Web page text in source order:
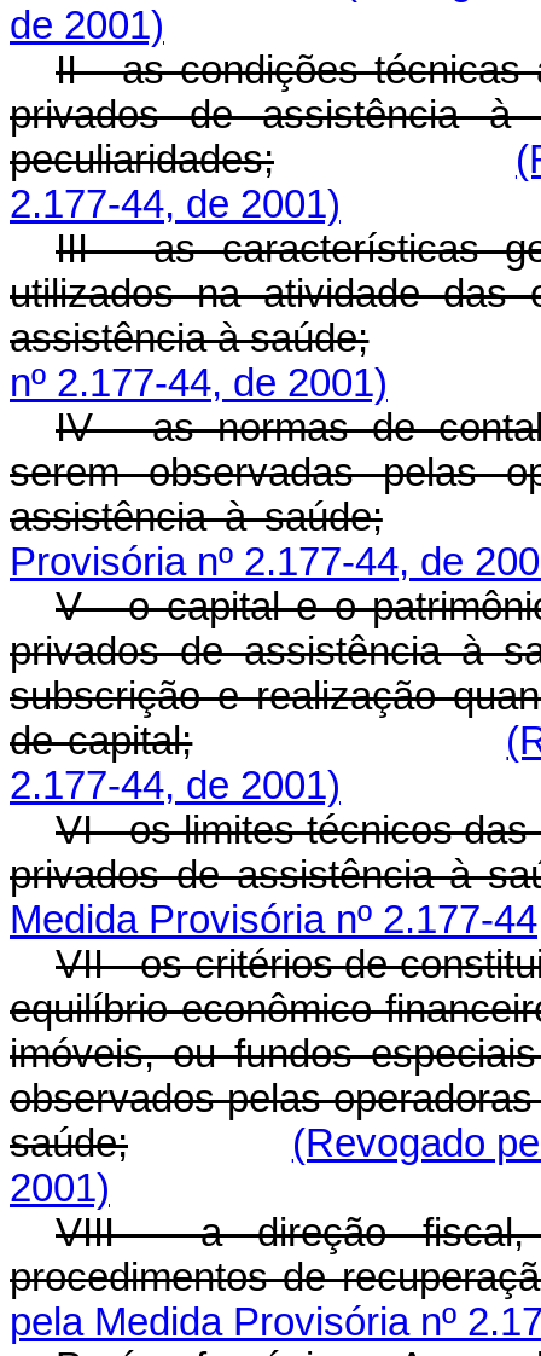
de 2001)
II - as condições técnicas
privados de assistência
peculiaridades;
2.177-44, de 2001)
III - as características
utilizados na atividade das
assistência à saúde;
nº 2.177-44, de 2001)
IV - as normas de
serem observadas pelas
assistência à saúde;
Provisória nº 2.177-44, de
V - o capital e o
privados de assistência à
subscrição e realização
de capital;
2.177-44, de 2001)
VI - os limites técnicos
privados de assistência à
Medida Provisória nº 2.177-
VII - os critérios de
equilíbrio econômico-
imóveis, ou fundos
observados pelas
saúde;
(Revogado
2001)
VIII - a direção fiscal,
procedimentos de
pela Medida Provisória nº